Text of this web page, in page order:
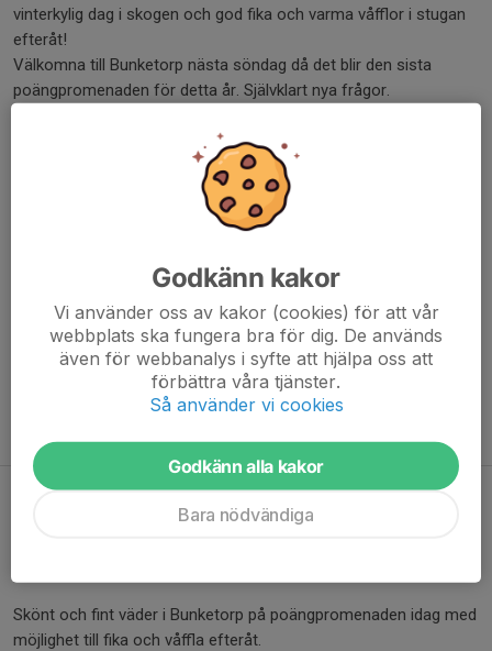
vinterkylig dag i skogen och god fika och varma våfflor i stugan
efteråt!
Välkomna till Bunketorp nästa söndag då det blir den sista
poängpromenaden för detta år. Självklart nya frågor.
Rätta svar från poängpromenaden 20/11
Antal pärlor i burken : 257 st
Christoffer - Presentkort på Gödebergs 300 kr
Lottad vinnare 1: Patrik – Chokladpraliner från Bräutigams
Lottad vinnare 2: Frank Lindson – Två vikkåsor
Vinnare av varukorg, lott nr 11: Cecilia Örneflo
Rätta svar och pristagare 13 november
Skönt och fint väder i Bunketorp på poängpromenaden idag med
möjlighet till fika och våffla efteråt.
Godkänn kakor
Vi använder oss av kakor (cookies) för att vår
webbplats ska fungera bra för dig. De används
även för webbanalys i syfte att hjälpa oss att
förbättra våra tjänster.
Så använder vi cookies
Godkänn alla kakor
Bara nödvändiga